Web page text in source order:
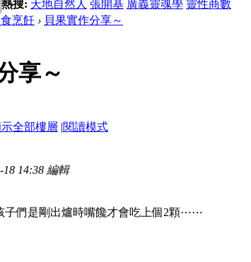
熱搜: 天地自然人 張開基 廣義靈魂學 靈性商數
烹飪 › 貝果實作分享～
享～
全部樓層 |閱讀模式
18 14:38 編輯
子們是剛出爐時嘴饞才會吃上個2顆⋯⋯